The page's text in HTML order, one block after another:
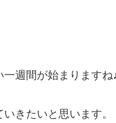
週間が始まりますね
きたいと思います。